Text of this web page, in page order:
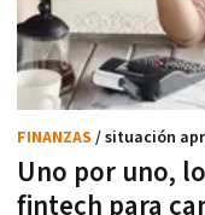
Uno por uno,
fintech para
FINANZAS / situación